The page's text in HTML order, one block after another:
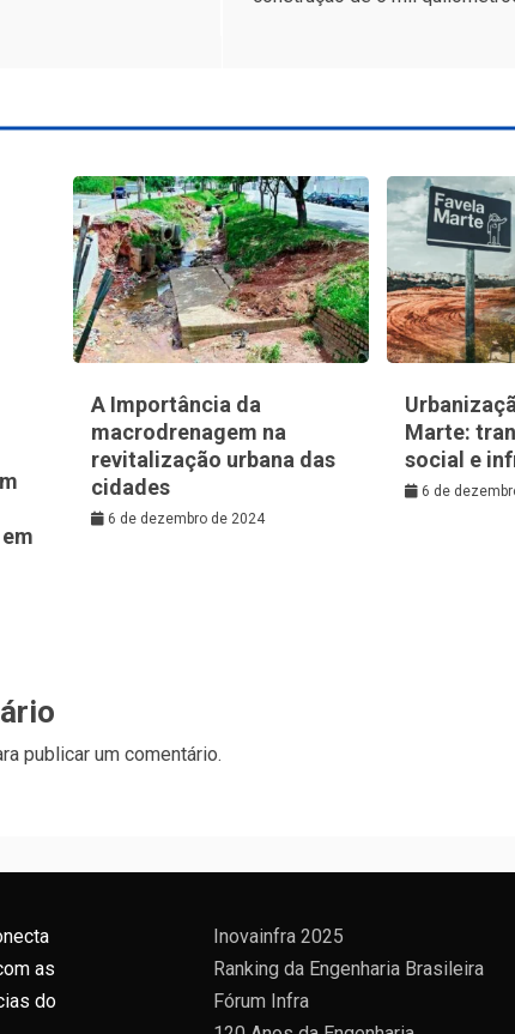
A Importância da
macrodrenagem na
revitalização urbana das
cidades
6 de dezembro de 2024
Marte:
social e
6 de
publicar um comentário.
as
do
Inovainfra 2025
Ranking da Engenharia Brasileira
Fórum Infra